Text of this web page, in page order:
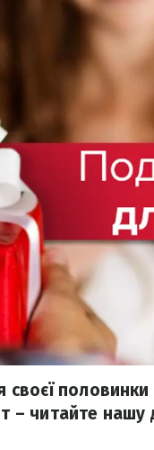
своєї
– читайте нашу